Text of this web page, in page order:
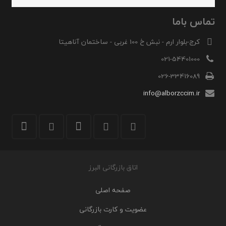
تماس باما
کرج-بلوار ارم - نبش خ 100 غربی - ساختمان آناهیتا
021-54401000
026-33416089
info@alborzccim.ir
اتاق بازرگانی البرز
صفحه اصلی
عضویت و کارت بازرگانی